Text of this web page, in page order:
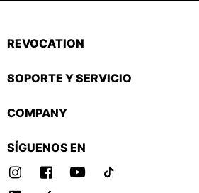
REVOCATION
SOPORTE Y SERVICIO
COMPANY
SÍGUENOS EN